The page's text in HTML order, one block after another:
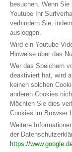
besuchen. Wenn
Youtube Ihr
verhindern Sie,
ausloggen.
Wird ein Youtube-
Hinweise über das
Wer das Speichern
deaktiviert hat, wird
keinen solchen
anderen Cookies
Möchten Sie dies
Cookies im Browser
Weitere
der
https://